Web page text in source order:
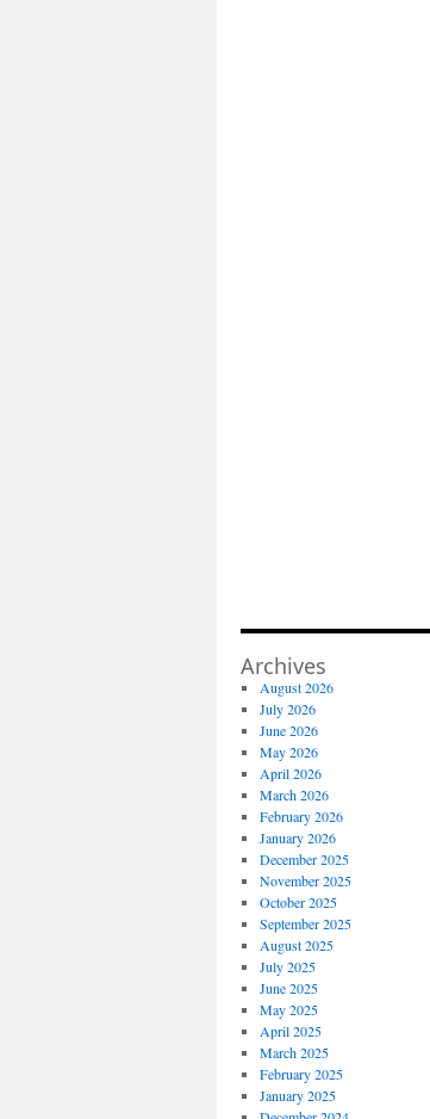
Archives
August 2026
July 2026
June 2026
May 2026
April 2026
March 2026
February 2026
January 2026
December 2025
November 2025
October 2025
September 2025
August 2025
July 2025
June 2025
May 2025
April 2025
March 2025
February 2025
January 2025